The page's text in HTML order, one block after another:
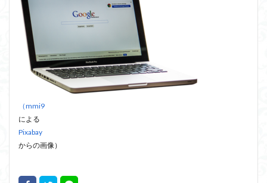
（mmi9
による
Pixabay
からの画像）